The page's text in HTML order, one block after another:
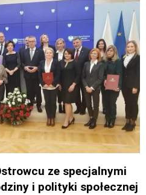
ze specjalnymi
i polityki społecznej